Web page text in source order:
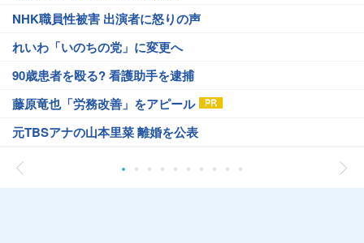
NHK職員性被害 出演者に怒りの声
れいわ「いのちの党」に変更へ
90歳患者を殴る? 看護助手を逮捕
藤原竜也「労務改善」をアピール
元TBSアナの山本里菜 離婚を公表